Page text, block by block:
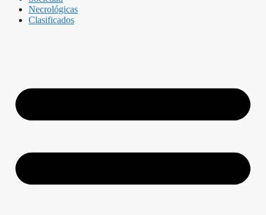
Necrológicas
Clasificados